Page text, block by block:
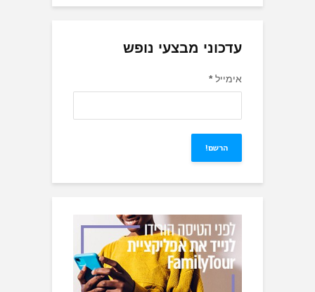
עדכוני מבצעי נופש
אימייל*